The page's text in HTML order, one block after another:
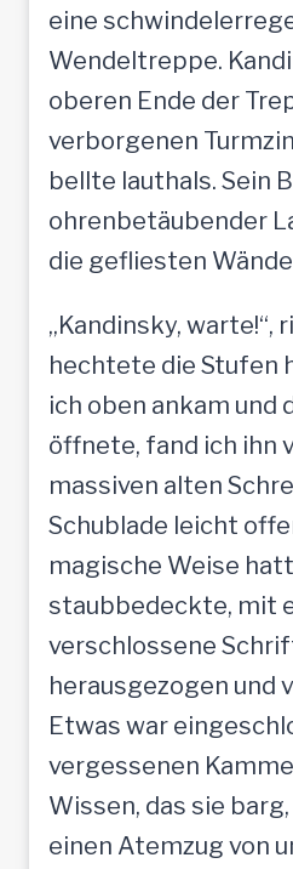
eine
Wendeltreppe.
oberen Ende der
verborgenen
bellte lauthals. Sein
ohrenbetäubender
die gefliesten
„Kandinsky, warte!“,
hechtete die Stufen
ich oben ankam und
öffnete, fand ich ihn
massiven alten
Schublade leicht
magische Weise
staubbedeckte, mit
verschlossene
herausgezogen und
Etwas war
vergessenen
Wissen, das sie
einen Atemzug von